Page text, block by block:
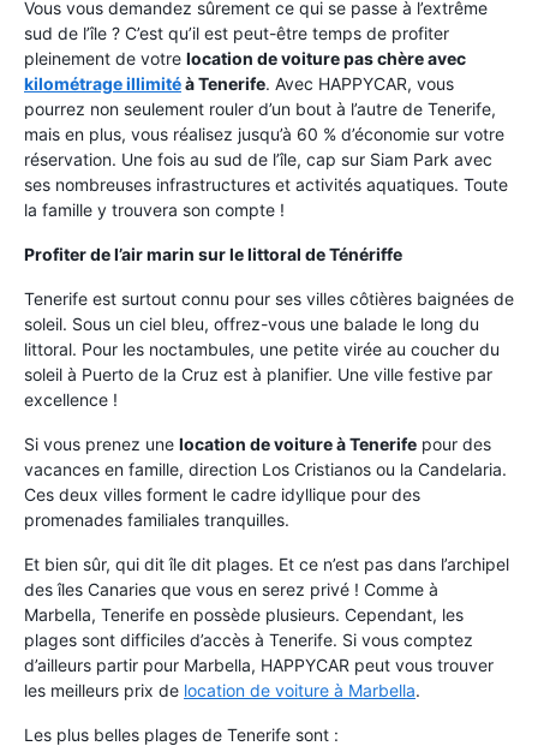
Vous vous demandez sûrement ce qui se passe à l’extrême
sud de l’île ? C’est qu’il est peut-être temps de profiter
pleinement de votre location de voiture pas chère avec
kilométrage illimitéà Tenerife. Avec HAPPYCAR, vous
pourrez non seulement rouler d’un bout à l’autre de Tenerife,
mais en plus, vous réalisez jusqu’à 60 % d’économie sur votre
réservation. Une fois au sud de l’île, cap sur Siam Park avec
ses nombreuses infrastructures et activités aquatiques. Toute
la famille y trouvera son compte !
Profiter de l’air marin sur le littoral de Ténériffe
Tenerife est surtout connu pour ses villes côtières baignées de
soleil. Sous un ciel bleu, offrez-vous une balade le long du
littoral. Pour les noctambules, une petite virée au coucher du
soleil à Puerto de la Cruz est à planifier. Une ville festive par
excellence !
Si vous prenez une location de voiture à Tenerife pour des
vacances en famille, direction Los Cristianos ou la Candelaria.
Ces deux villes forment le cadre idyllique pour des
promenades familiales tranquilles.
Et bien sûr, qui dit île dit plages. Et ce n’est pas dans l’archipel
des îles Canaries que vous en serez privé ! Comme à
Marbella, Tenerife en possède plusieurs. Cependant, les
plages sont difficiles d’accès à Tenerife. Si vous comptez
d’ailleurs partir pour Marbella, HAPPYCAR peut vous trouver
les meilleurs prix de location de voiture à Marbella.
Les plus belles plages de Tenerife sont :